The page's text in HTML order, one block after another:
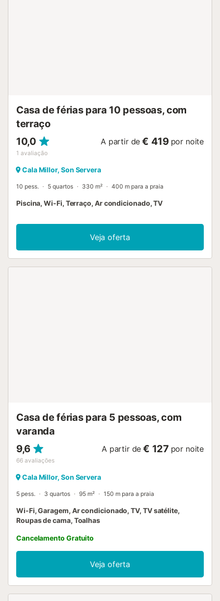
Casa de férias para 10 pessoas, com
terraço
10,0
1 avaliação
A partir de € 419 por noite
Cala Millor, Son Servera
10 pess. 5 quartos 330 m² 400 m para a praia
Piscina, Wi-Fi, Terraço, Ar condicionado, TV
Veja oferta
Casa de férias para 5 pessoas, com
varanda
9,6
66 avaliações
A partir de € 127 por noite
Cala Millor, Son Servera
5 pess. 3 quartos 95 m² 150 m para a praia
Wi-Fi, Garagem, Ar condicionado, TV, TV satélite,
Roupas de cama, Toalhas
Cancelamento Gratuito
Veja oferta